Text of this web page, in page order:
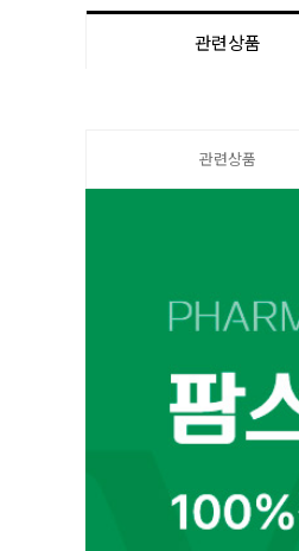
관련상품
관련상품